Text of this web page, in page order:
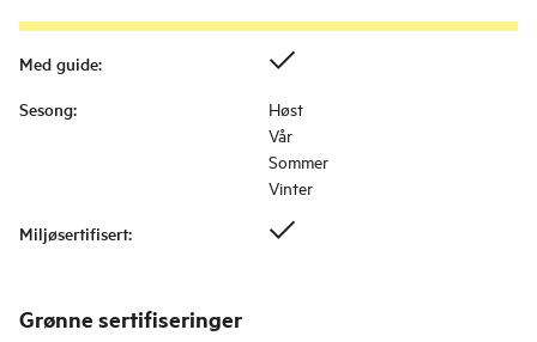
Med guide:
Sesong:
Høst
Vår
Sommer
Vinter
Miljøsertifisert:
Grønne sertifiseringer